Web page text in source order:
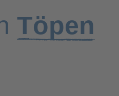
Töpen